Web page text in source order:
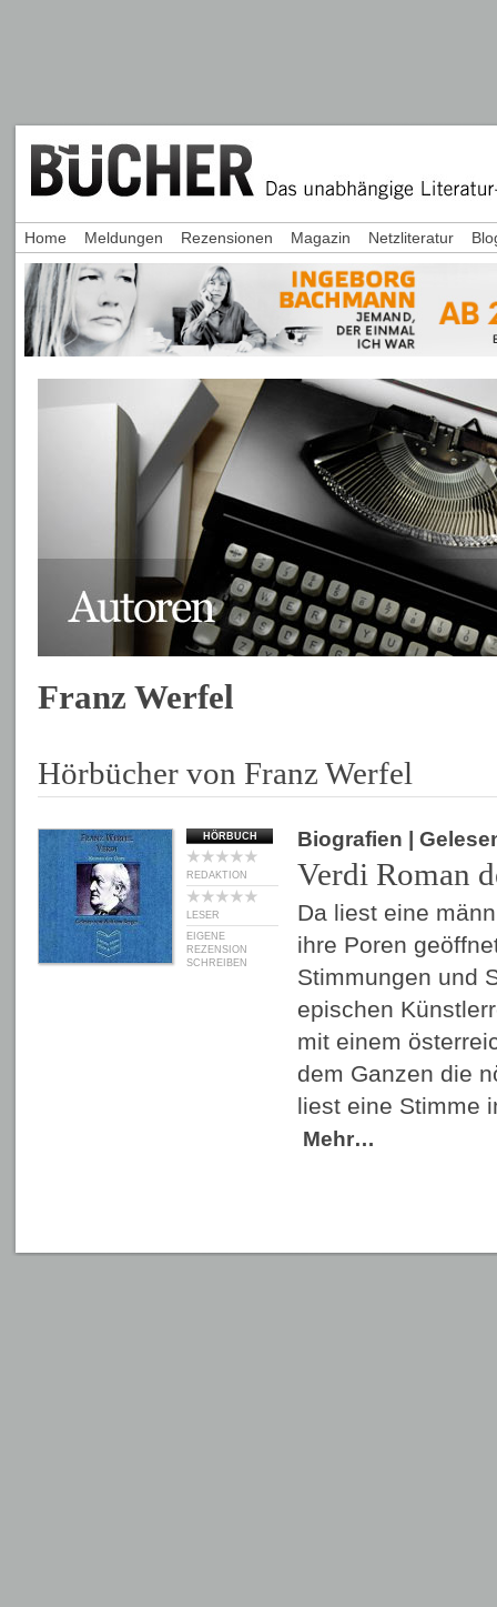
Franz Werfel
Hörbücher von Franz Werfel
HÖRBUCH
REDAKTION
LESER
EIGENE
REZENSION
SCHREIBEN
Biografien |
Verdi Roman
Da liest eine
ihre Poren
Stimmungen und
epischen
mit einem
dem Ganzen die
liest eine Stimme
Mehr…
Home Meldungen Rezensionen Magazin Netzliteratur